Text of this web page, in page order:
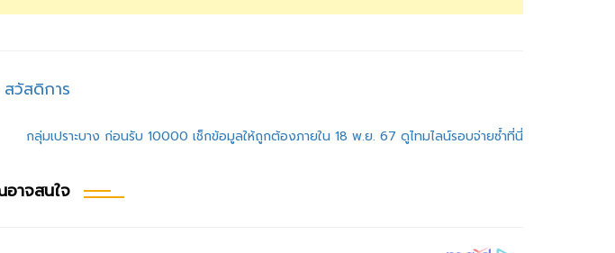
สวัสดิการ
กลุ่มเปราะบาง ก่อนรับ 10000 เช็กข้อมูลให้ถูกต้องภายใน 18 พ.ย. 67 ดูไทมไลน์รอบจ่ายซ้ำที่นี่
าจสนใจ